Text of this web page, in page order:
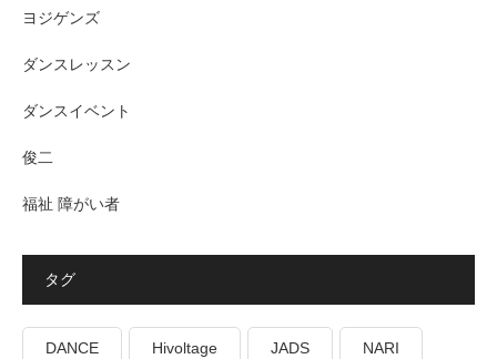
ヨジゲンズ
ダンスレッスン
ダンスイベント
俊二
福祉 障がい者
タグ
DANCE Hivoltage JADS NARI